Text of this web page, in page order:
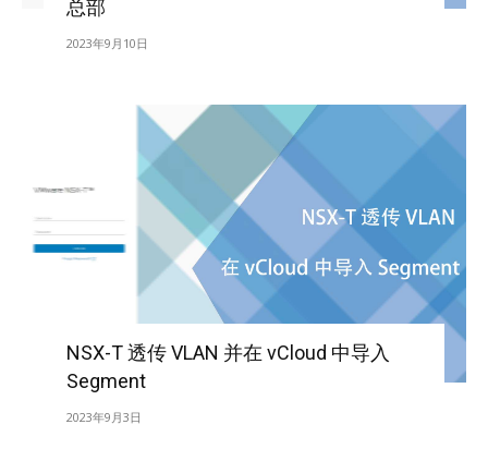
总部
2023年9月10日
NSX-T 透传 VLAN 并在 vCloud 中导入
Segment
2023年9月3日